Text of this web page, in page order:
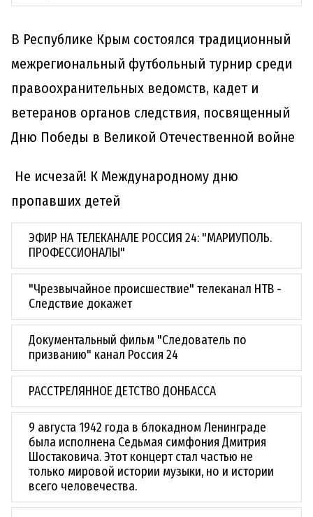
В Республике Крым состоялся традиционный
межрегиональный футбольный турнир среди
правоохранительных ведомств, кадет и
ветеранов органов следствия, посвященный
Дню Победы в Великой Отечественной войне
Не исчезай! К Международному дню
пропавших детей
ЭФИР НА ТЕЛЕКАНАЛЕ РОССИЯ 24: "МАРИУПОЛЬ.
ПРОФЕССИОНАЛЫ"
"Чрезвычайное происшествие" телеканал НТВ -
Следствие докажет
Документальный фильм "Следователь по
призванию" канал Россия 24
РАССТРЕЛЯННОЕ ДЕТСТВО ДОНБАССА
9 августа 1942 года в блокадном Ленинграде
была исполнена Седьмая симфония Дмитрия
Шостаковича. Этот концерт стал частью не
только мировой истории музыки, но и истории
всего человечества.